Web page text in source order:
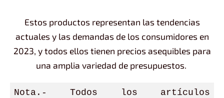
Estos productos representan las tendencias
actuales y las demandas de los consumidores en
2023, y todos ellos tienen precios asequibles para
una amplia variedad de presupuestos.
Nota.- Todos los artículos